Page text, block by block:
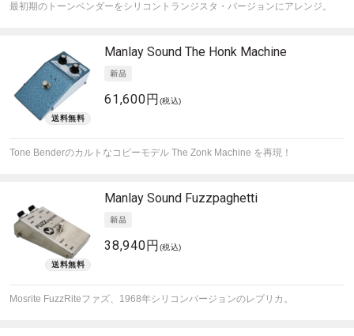
最初期のトーンベンダーをシリコントランジスタ・バージョンにアレンジ。
Manlay Sound The Honk Machine
61,600円 (税込)
Tone Benderのカルトなコピーモデル The Zonk Machine を再現！
Manlay Sound Fuzzpaghetti
38,940円 (税込)
Mosrite FuzzRiteファズ、1968年シリコンバージョンのレプリカ。